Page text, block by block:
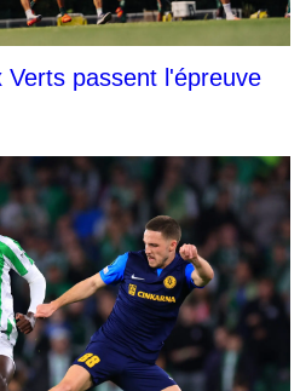
passent l'épreuve